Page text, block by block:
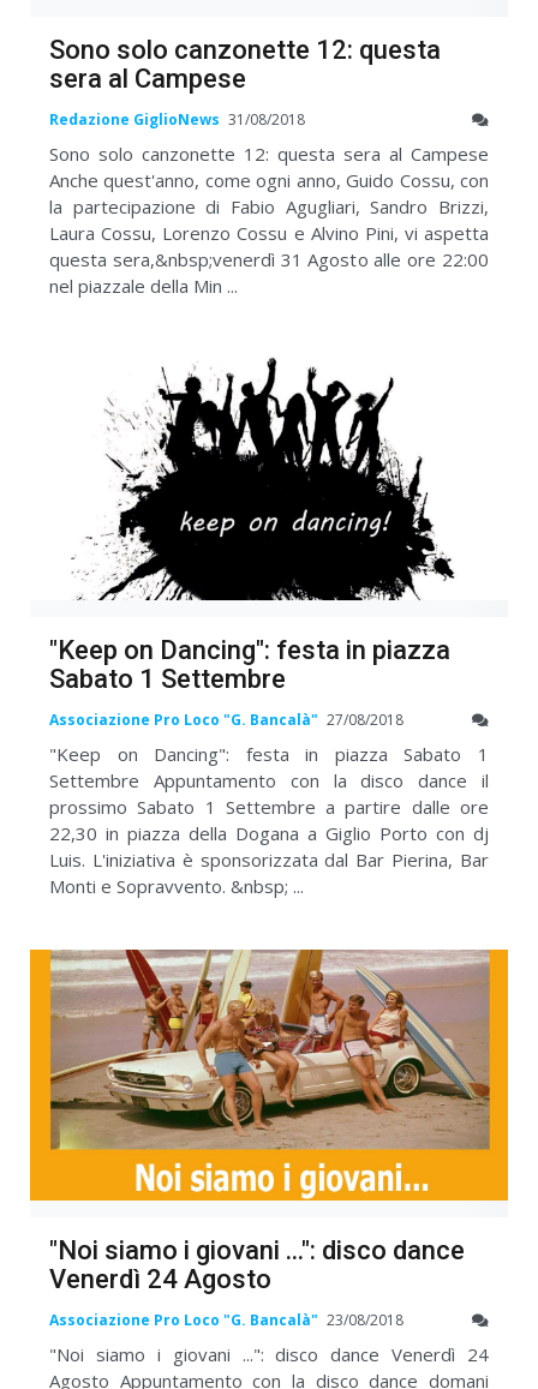
Sono solo canzonette 12: questa
sera al Campese
Redazione GiglioNews 31/08/2018
Sono solo canzonette 12: questa sera al Campese
Anche quest'anno, come ogni anno, Guido Cossu, con
la partecipazione di Fabio Agugliari, Sandro Brizzi,
Laura Cossu, Lorenzo Cossu e Alvino Pini, vi aspetta
questa sera,&nbsp;venerdì 31 Agosto alle ore 22:00
nel piazzale della Min ...
"Keep on Dancing": festa in piazza
Sabato 1 Settembre
Associazione Pro Loco "G. Bancalà" 27/08/2018
"Keep on Dancing": festa in piazza Sabato 1
Settembre Appuntamento con la disco dance il
prossimo Sabato 1 Settembre a partire dalle ore
22,30 in piazza della Dogana a Giglio Porto con dj
Luis. L'iniziativa è sponsorizzata dal Bar Pierina, Bar
Monti e Sopravvento. &nbsp; ...
"Noi siamo i giovani ...": disco dance
Venerdì 24 Agosto
Associazione Pro Loco "G. Bancalà" 23/08/2018
"Noi siamo i giovani ...": disco dance Venerdì 24
Agosto Appuntamento con la disco dance domani